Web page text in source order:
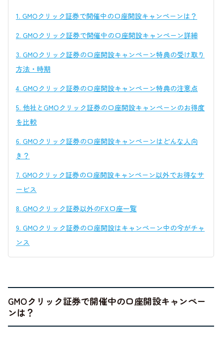
1. GMOクリック証券で開催中の口座開設キャンペーンは？
2. GMOクリック証券で開催中の口座開設キャンペーン詳細
3. GMOクリック証券の口座開設キャンペーン特典の受け取り
方法・時期
4. GMOクリック証券の口座開設キャンペーン特典の注意点
5. 他社とGMOクリック証券の口座開設キャンペーンのお得度
を比較
6. GMOクリック証券の口座開設キャンペーンはどんな人向
き？
7. GMOクリック証券の口座開設キャンペーン以外でお得なサ
ービス
8. GMOクリック証券以外のFX口座一覧
9. GMOクリック証券の口座開設はキャンペーン中の今がチャ
ンス
GMOクリック証券で開催中の口座開設キャンペー
ンは？